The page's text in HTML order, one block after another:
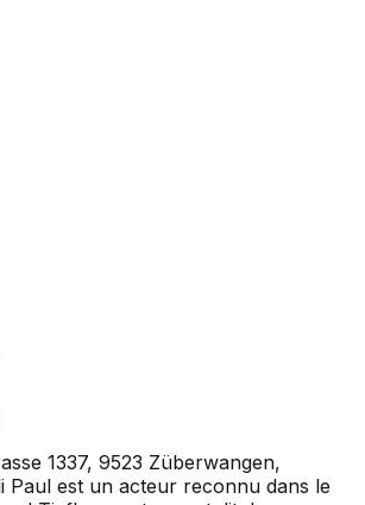
1337, 9523 Züberwangen,
Paul est un acteur reconnu dans le